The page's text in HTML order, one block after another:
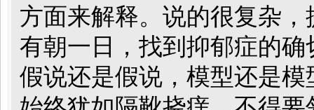
方面来解释。说的很复杂
有朝一日，找到抑郁症的
假说还是假说，模型还是